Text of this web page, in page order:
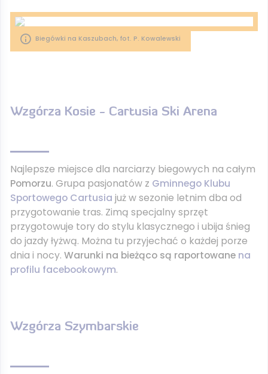
Biegówki na Kaszubach, fot. P. Kowalewski
Wzgórza Kosie - Cartusia Ski Arena
Najlepsze miejsce dla narciarzy biegowych na całym
Pomorzu. Grupa pasjonatów z Gminnego Klubu
Sportowego Cartusia już w sezonie letnim dba od
przygotowanie tras. Zimą specjalny sprzęt
przygotowuje tory do stylu klasycznego i ubija śnieg
do jazdy łyżwą. Można tu przyjechać o każdej porze
dnia i nocy. Warunki na bieżąco są raportowane na
profilu facebookowym.
Wzgórza Szymbarskie